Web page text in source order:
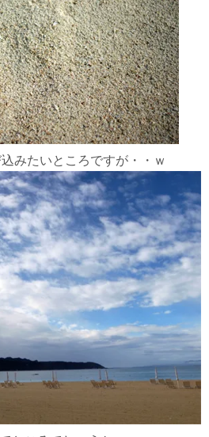
みたいところですが・・ｗ